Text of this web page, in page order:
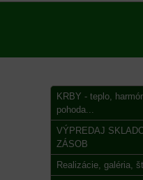
KRBY - teplo,
pohoda...
VÝPREDAJ
ZÁSOB
Realizácie, galéria,